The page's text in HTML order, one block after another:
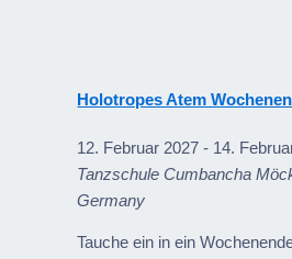
Holotropes Atem
12. Februar 2027 - 14.
Tanzschule Cumbancha
Germany
Tauche ein in ein